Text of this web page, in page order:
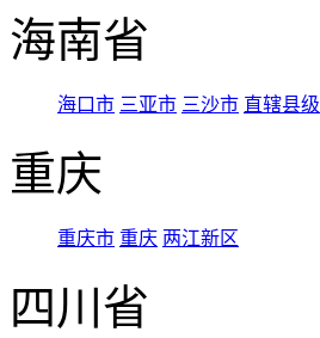
海南省
海口市 三亚市 三沙市 直辖县级
重庆
重庆市 重庆 两江新区
四川省